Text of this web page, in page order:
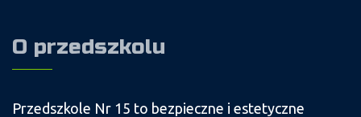
O przedszkolu
Przedszkole Nr 15 to bezpieczne i estetyczne